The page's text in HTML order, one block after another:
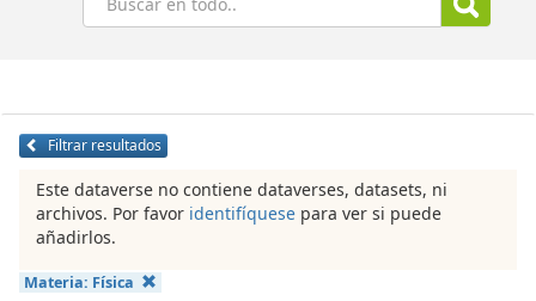
Filtrar resultados
Este dataverse no contiene dataverses, datasets, ni
archivos. Por favor identifíquese para ver si puede
añadirlos.
Materia: Física